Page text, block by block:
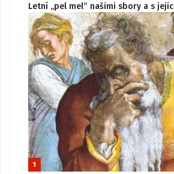
Letní „pel mel“ našimi sbory a s
1